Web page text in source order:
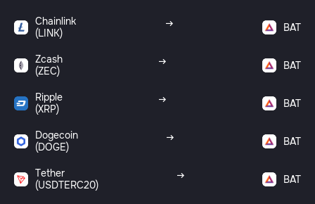
Chainlink
(LINK)
BAT
Zcash
(ZEC)
BAT
Ripple
(XRP)
BAT
Dogecoin
(DOGE)
BAT
Tether
(USDTERC20)
BAT